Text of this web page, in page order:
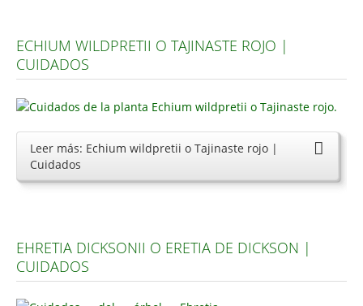
ECHIUM WILDPRETII O TAJINASTE ROJO |
CUIDADOS
Leer más: Echium wildpretii o Tajinaste rojo |
Cuidados
EHRETIA DICKSONII O ERETIA DE DICKSON |
CUIDADOS